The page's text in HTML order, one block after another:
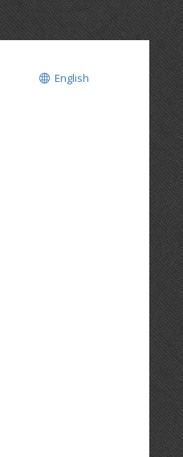
English